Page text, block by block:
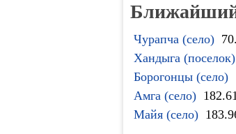
Ближайший
Чурапча (село)
Хандыга (поселок)
Борогонцы (село)
Амга (село)
Майя (село)